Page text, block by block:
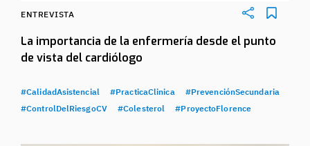
ENTREVISTA
La importancia de la enfermería desde el punto
de vista del cardiólogo
#CalidadAsistencial #PracticaClinica
#PrevenciónSecundaria
#ControlDelRiesgoCV
#Colesterol #ProyectoFlorence